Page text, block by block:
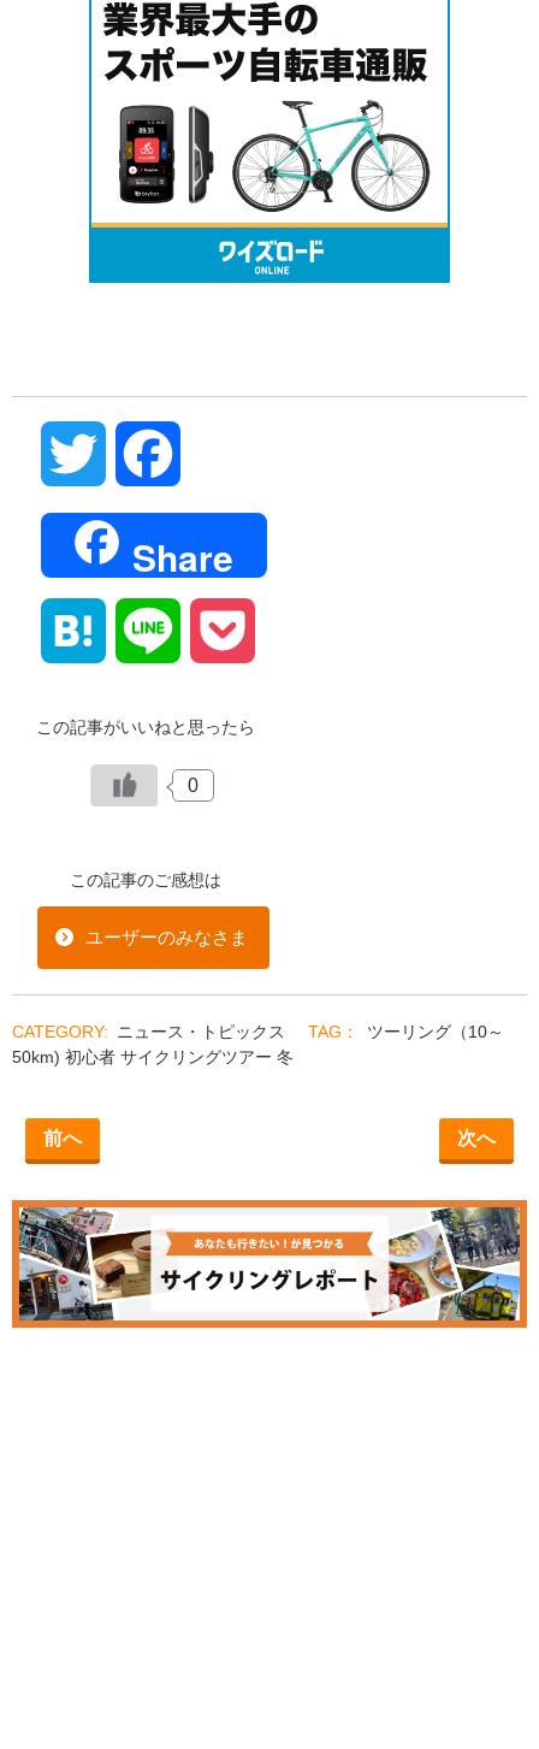
Twitter
Share
Hatena Line
この記事がいいねと思ったら
0
この記事のご感想は
ユーザーのみなさま
ニュース・トピックス
ツーリング（10～
50km) 初心者 サイクリングツアー 冬
前へ 次へ